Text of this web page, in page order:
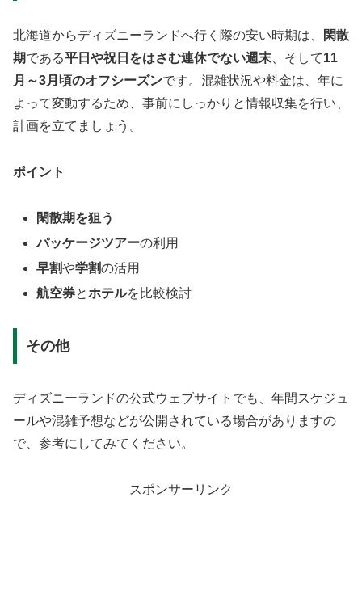
北海道からディズニーランドへ行く際の安い時期は、
閑散
期である平日や祝日をはさむ連休でない週末 、そして11
月～3月頃のオフシーズンです。混雑状況や料金は、年に
よって変動するため、事前にしっかりと情報収集を行い、
計画を立てましょう。
ポイント
閑散期を狙う
パッケージツアーの利用
早割や学割の活用
航空券とホテルを比較検討
その他
ディズニーランドの公式ウェブサイトでも、年間スケジュ
ールや混雑予想などが公開されている場合がありますの
で、参考にしてみてください。
スポンサーリンク